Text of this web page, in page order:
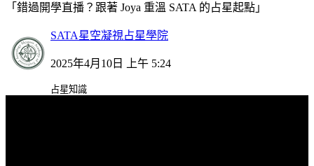
「錯過開學直播？跟著 Joya 重溫 SATA 的占星起點」
SATA星空凝視占星學院
2025年4月10日 上午 5:24
占星知識